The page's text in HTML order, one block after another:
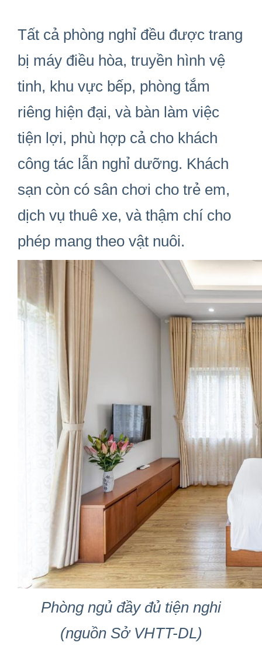
Tất cả phòng nghỉ đều được trang
bị máy điều hòa, truyền hình vệ
tinh, khu vực bếp, phòng tắm
riêng hiện đại, và bàn làm việc
tiện lợi, phù hợp cả cho khách
công tác lẫn nghỉ dưỡng. Khách
sạn còn có sân chơi cho trẻ em,
dịch vụ thuê xe, và thậm chí cho
phép mang theo vật nuôi.
Phòng ngủ đầy đủ tiện nghi
(nguồn Sở VHTT-DL)